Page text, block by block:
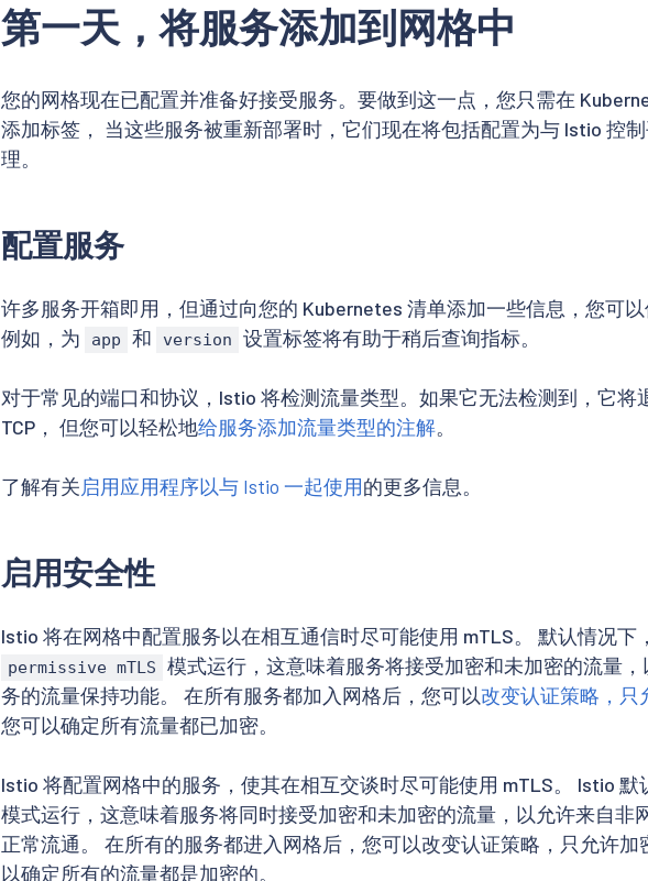
第一天，将服务添加到网格中
您的网格现在已配置并准备好接受服务。要做到这一点，您只需在
添加标签， 当这些服务被重新部署时，它们现在将包括配置为与 Istio 控
理。
配置服务
许多服务开箱即用，但通过向您的 Kubernetes 清单添加一些信息，您可以
例如，为
app 和 version 设置标签将有助于稍后查询指标。
对于常见的端口和协议，Istio 将检测流量类型。如果它无法检测到，它将
TCP， 但您可以轻松地给服务添加流量类型的注解。
了解有关启用应用程序以与 Istio 一起使用的更多信息。
启用安全性
Istio 将在网格中配置服务以在相互通信时尽可能使用 mTLS。 默认情况下
permissive mTLS
模式运行，这意味着服务将接受加密和未加密的流量
务的流量保持功能。 在所有服务都加入网格后，您可以改变认证策略，只
您可以确定所有流量都已加密。
Istio 将配置网格中的服务，使其在相互交谈时尽可能使用 mTLS。 Istio 默
模式运行，这意味着服务将同时接受加密和未加密的流量，以允许来自非
正常流通。 在所有的服务都进入网格后，您可以改变认证策略，只允许加
以确定所有的流量都是加密的。